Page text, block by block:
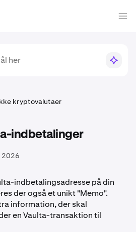
kryptovalutaer
indbetalinger
2026
indbetalingsadresse på din
der også et unikt "Memo".
information, der skal
en Vaulta-transaktion til